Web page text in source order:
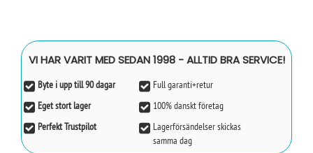
VI HAR VARIT MED SEDAN 1998 - ALLTID BRA SERVICE!
Byte i upp till 90 dagar
Full garanti+retur
Eget stort lager
100% danskt företag
Perfekt Trustpilot
Lagerförsändelser skickas
samma dag